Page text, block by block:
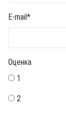
E-mail*
Оценка
1
2